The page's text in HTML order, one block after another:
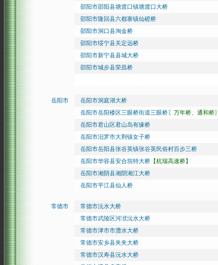
邵阳市邵阳县塘渡口镇塘渡口大桥
邵阳市隆回县六都寨镇仙磴桥
邵阳市洞口县淘金桥
邵阳市绥宁县关定远桥
邵阳市新宁县县城大桥
邵阳市城步县荣昌桥
岳阳市
岳阳市洞庭湖大桥
岳阳市岳阳楼区三眼桥街道三眼桥 〖万年桥、通和桥
岳阳市君山区君山岛有缘桥
岳阳市汨罗市大荆镇女子桥
岳阳市岳阳县张谷英镇张谷英民俗村百步三桥
岳阳市华容县安合垸特大桥 【杭瑞高速桥】
岳阳市湘阴县湘阴湘江大桥
岳阳市平江县仙人桥
常德市
常德市沅水大桥
常德市武陵区河洑沅水大桥
常德市津市市澧水大桥
常德市安乡县夹夹大桥
常德市汉寿县沅水大桥